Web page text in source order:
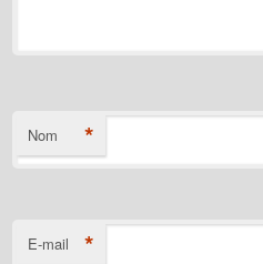
Nom *
E-mail *